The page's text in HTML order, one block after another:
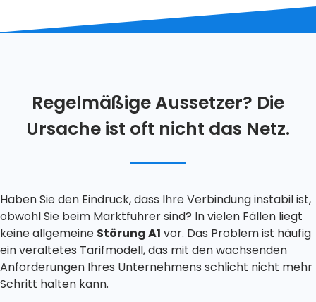
Regelmäßige Aussetzer? Die
Ursache ist oft nicht das Netz.
Haben Sie den Eindruck, dass Ihre Verbindung instabil ist,
obwohl Sie beim Marktführer sind? In vielen Fällen liegt
keine allgemeine Störung A1 vor. Das Problem ist häufig
ein veraltetes Tarifmodell, das mit den wachsenden
Anforderungen Ihres Unternehmens schlicht nicht mehr
Schritt halten kann.